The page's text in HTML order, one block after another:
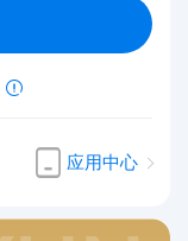
应用中心